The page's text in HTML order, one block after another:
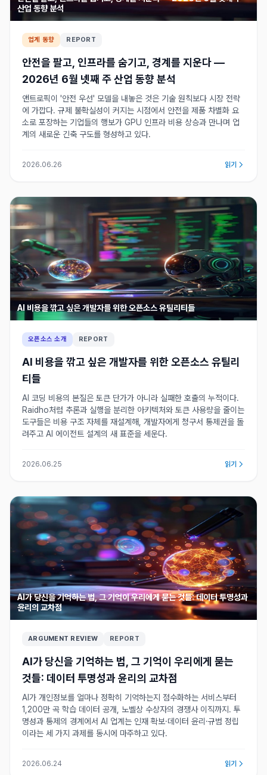
산업 동향 분석
업계 동향 REPORT
안전을 팔고, 인프라를 숨기고, 경계를 지운다 —
2026년 6월 넷째 주 산업 동향 분석
앤트로픽이 '안전 우선' 모델을 내놓은 것은 기술 원칙보다 시장 전략
에 가깝다. 규제 불확실성이 커지는 시점에서 안전을 제품 차별화 요
소로 포장하는 기업들의 행보가 GPU 인프라 비용 상승과 만나며 업
계의 새로운 긴축 구도를 형성하고 있다.
2026.06.26 읽기
AI 비용을 깎고 싶은 개발자를 위한 오픈소스 유틸리티들
오픈소스 소개 REPORT
AI 비용을 깎고 싶은 개발자를 위한 오픈소스 유틸리
티들
AI 코딩 비용의 본질은 토큰 단가가 아니라 실패한 호출의 누적이다.
Raidho처럼 추론과 실행을 분리한 아키텍처와 토큰 사용량을 줄이는
도구들은 비용 구조 자체를 재설계해, 개발자에게 청구서 통제권을 돌
려주고 AI 에이전트 설계의 새 표준을 세운다.
2026.06.25 읽기
AI가 당신을 기억하는 법, 그 기억이 우리에게 묻는 것들: 데이터 투명성과
윤리의 교차점
ARGUMENT REVIEW REPORT
AI가 당신을 기억하는 법, 그 기억이 우리에게 묻는
것들: 데이터 투명성과 윤리의 교차점
AI가 개인정보를 얼마나 정확히 기억하는지 점수화하는 서비스부터
1,200만 곡 학습 데이터 공개, 노벨상 수상자의 경쟁사 이직까지. 투
명성과 통제의 경계에서 AI 업계는 인재 확보·데이터 윤리·규범 정립
이라는 세 가지 과제를 동시에 마주하고 있다.
2026.06.24 읽기